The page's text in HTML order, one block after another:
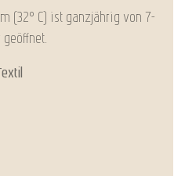
(32° C) ist ganzjährig von 7-
geöffnet.